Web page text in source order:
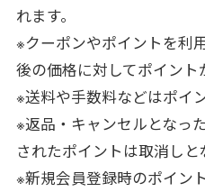
れます。
※クーポンやポイントを利
後の価格に対してポイント
※送料や手数料などはポイ
※返品・キャンセルとなっ
されたポイントは取消しと
※新規会員登録時のポイン